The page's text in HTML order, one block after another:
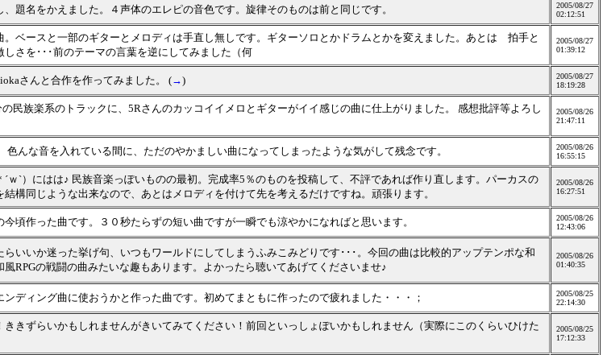
題名をかえました。４声体のエレピの音色です。旋律そのものは前と同じです。
2005/08/27
02:12:51
。ベースと一部のギターとメロディは手直し無しです。ギターソロとかドラムとかを変えました。あとは 拍手と
さを･･･前のテーマの言葉を逆にしてみました（何
2005/08/27
01:39:12
さんと合作を作ってみました。 (→)
2005/08/27
18:19:28
民族楽系のトラックに、5Rさんのカッコイイメロとギターがイイ感じの曲に仕上がりました。 感想批評等よろし
2005/08/26
21:47:11
色んな音を入れている間に、ただのやかましい曲になってしまったような気がして残念です。
2005/08/26
16:55:15
ｗ`）にはは♪ 民族音楽っぽいものの最初。完成率5％のものを投稿して、不評であれば作り直します。パーカスの
構同じような出来なので、あとはメロディを付けて先を考えるだけですね。頑張ります。
2005/08/26
16:27:51
頃作った曲です。３０秒たらずの短い曲ですが一瞬でも涼やかになればと思います。
2005/08/26
12:43:06
らいいか迷った挙げ句、いつもワールドにしてしまうふみこみどりです･･･。今回の曲は比較的アップテンポな和
RPGの戦闘の曲みたいな趣もあります。よかったら聴いてあげてくださいませ♪
2005/08/26
01:40:35
ディング曲に使おうかと作った曲です。初めてまともに作ったので疲れました・・・；
2005/08/25
22:14:30
ききずらいかもしれませんがきいてみてください！前回といっしょぽいかもしれません（実際にこのくらいひけた
2005/08/25
17:12:33